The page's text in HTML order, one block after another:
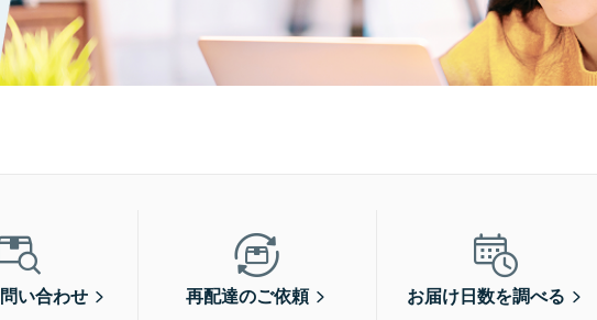
い合わせ 再配達のご依頼 お届け日数を調べる